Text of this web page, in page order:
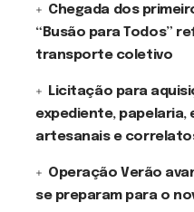
Chegada dos
“Busão para Todos”
transporte coletivo
Licitação para
expediente,
artesanais e
Operação Verão
se preparam para o